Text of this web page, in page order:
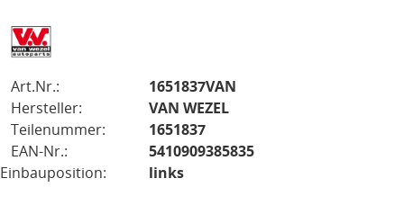
Art.Nr.:
1651837VAN
Hersteller:
VAN WEZEL
Teilenummer:
1651837
EAN-Nr.:
5410909385835
Einbauposition:
links